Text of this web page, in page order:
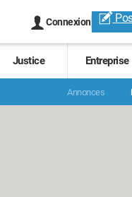
Connexion
Justice Entreprise
Annonces